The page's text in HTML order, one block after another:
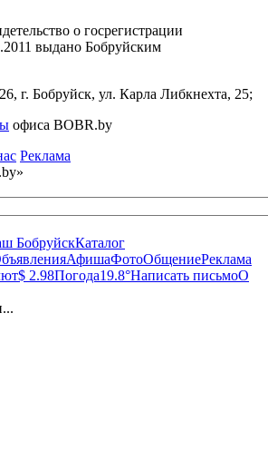
о госрегистрации
выдано Бобруйским
г. Бобруйск, ул. Карла Либкнехта, 25;
офиса BOBR.by
Реклама
БобруйскКаталог
АфишаФотоОбщениеРеклама
$ 2.98Погода19.8°Написать письмоО